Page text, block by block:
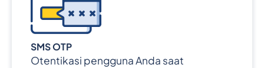
SMS OTP
Otentikasi pengguna Anda saat